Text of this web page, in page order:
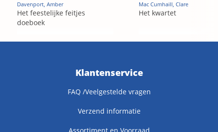
Davenport, Amber
Het feestelijke feitjes
doeboek
Mac Cumhaill, Clare
Het kwartet
Klantenservice
FAQ /Veelgestelde vragen
Verzend informatie